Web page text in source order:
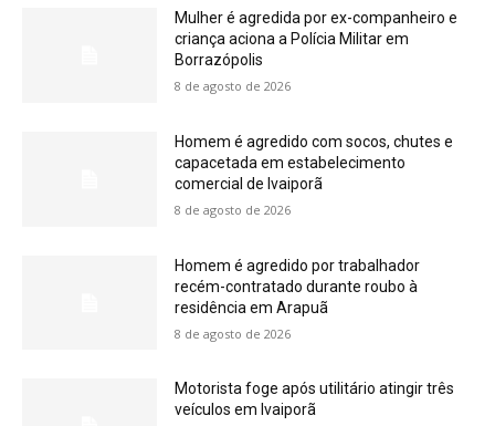
Mulher é agredida por ex-companheiro e
criança aciona a Polícia Militar em
Borrazópolis
8 de agosto de 2026
Homem é agredido com socos, chutes e
capacetada em estabelecimento
comercial de Ivaiporã
8 de agosto de 2026
Homem é agredido por trabalhador
recém-contratado durante roubo à
residência em Arapuã
8 de agosto de 2026
Motorista foge após utilitário atingir três
veículos em Ivaiporã